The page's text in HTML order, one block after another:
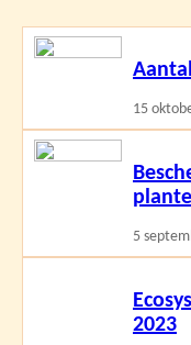
15
Lees
5
Lees
2023